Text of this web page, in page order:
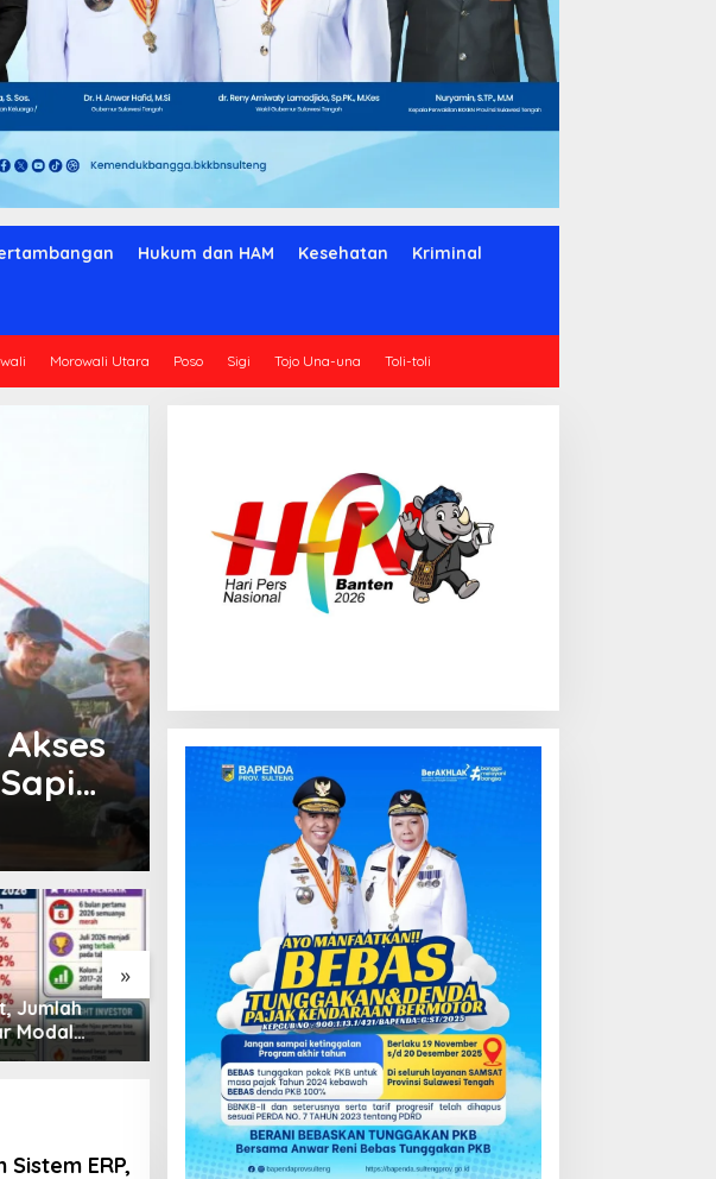
Hukum dan HAM Kesehatan Kriminal
Morowali Utara Poso Sigi Tojo Una-una Toli-toli
»
Terkini
Juni
Kondisi Perkembangan
Sektor Asuransi,
Penjaminan dan Dana
Pensiun Juni 2026
Kredit Perbankan Tumbuh
12,67 Persen, Kualitas Aset
dan Ketahanan Modal
Tetap Kokoh Juni 2026
ERP,